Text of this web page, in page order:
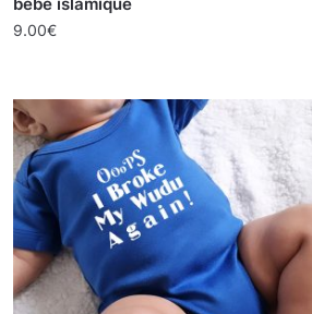
bébé islamique
9.00€